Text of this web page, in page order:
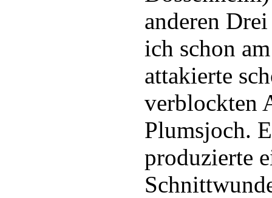
anderen
ich schon
attakierte
verblockten
Plumsjoch.
produzierte